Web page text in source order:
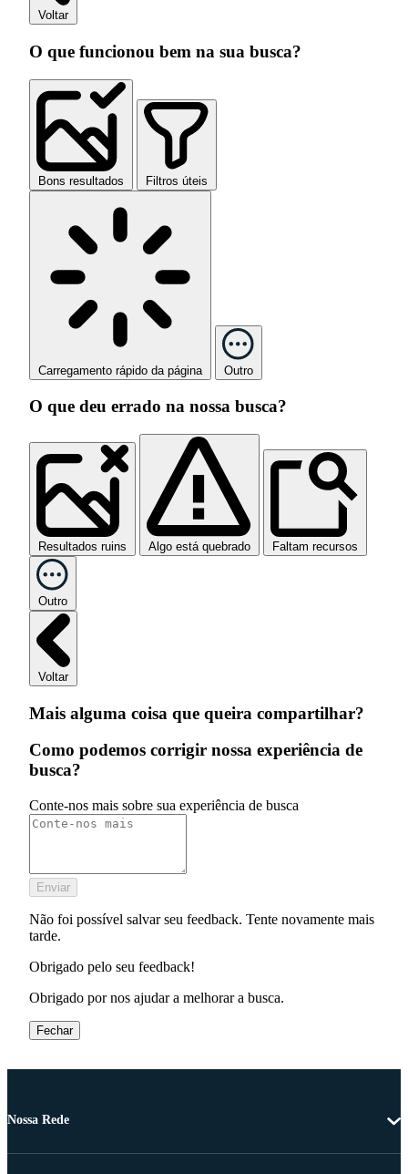
Voltar
O que funcionou bem na sua busca?
Bons resultados Filtros úteis
Carregamento rápido da página Outro
O que deu errado na nossa busca?
Resultados ruins Algo está quebrado Faltam recursos
Outro
Voltar
Mais alguma coisa que queira compartilhar?
Como podemos corrigir nossa experiência de
busca?
Conte-nos mais sobre sua experiência de busca
Enviar
Não foi possível salvar seu feedback. Tente novamente mais
tarde.
Obrigado pelo seu feedback!
Obrigado por nos ajudar a melhorar a busca.
Fechar
Nossa Rede